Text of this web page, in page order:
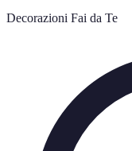
Decorazioni Fai da Te